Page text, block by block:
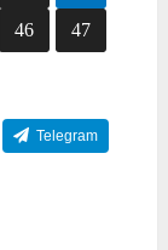
46 47
Telegram